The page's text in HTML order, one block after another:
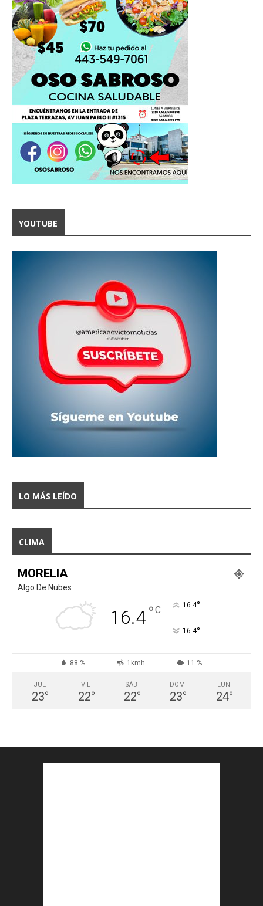
YOUTUBE
LO MÁS LEÍDO
CLIMA
MORELIA
Algo De Nubes
16.4°C 16.4°
16.4°
88 % 1kmh 11 %
JUE
23°
VIE
22°
SÁB
22°
DOM
23°
LUN
24°